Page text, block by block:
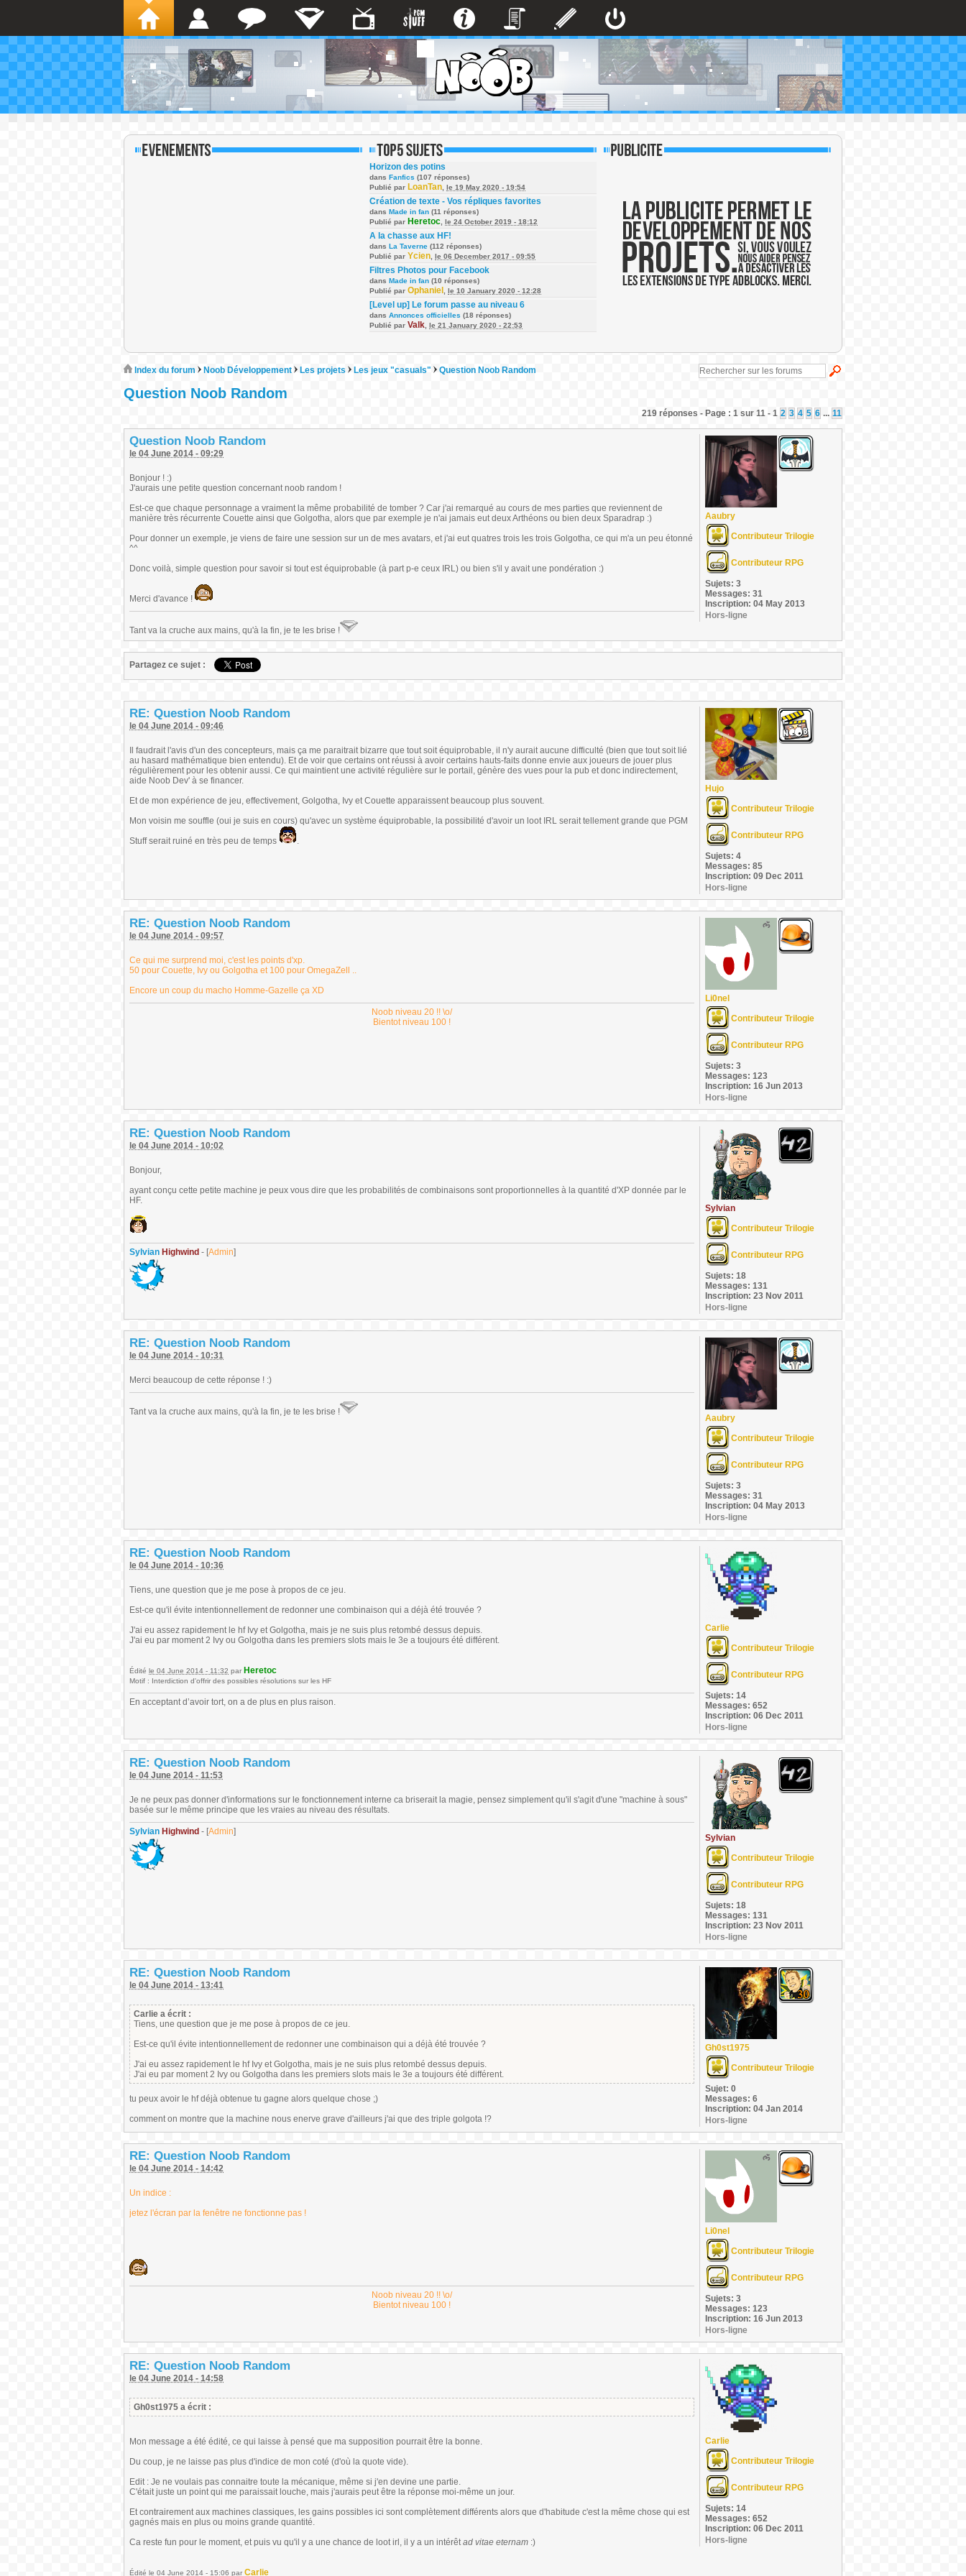
Horizon des potins
dans Fanfics (107 réponses)
Publié par LoanTan le 19 May 2020 - 19:54
Création de texte - Vos répliques favorites
dans Made in fan (11 réponses)
Publié par Heretoc le 24 October 2019 - 18:12
A la chasse aux HF!
dans La Taverne (112 réponses)
Publié par Ycien le 06 December 2017 - 09:55
Filtres Photos pour Facebook
dans Made in fan (10 réponses)
Publié par Ophaniel le 10 January 2020 - 12:28
[Level up] Le forum passe au niveau 6
dans Annonces officielles (18 réponses)
Publié par Valk le 21 January 2020 - 22:53
Index du forum Noob Développement Les projets Les jeux "casuals" Question Noob Random
Question Noob Random
219 réponses - Page : 1 sur 11 - 1 2 3 4 5 6 ... 11
Question Noob Random
le 04 June 2014 - 09:29
Bonjour ! :)
J'aurais une petite question concernant noob random !
Est-ce que chaque personnage a vraiment la même probabilité de tomber ? Car j'ai remarqué au cours de mes parties que reviennent de
manière très récurrente Couette ainsi que Golgotha, alors que par exemple je n'ai jamais eut deux Arthéons ou bien deux Sparadrap :)
Pour donner un exemple, je viens de faire une session sur un de mes avatars, et j'ai eut quatres trois les trois Golgotha, ce qui m'a un peu étonné
^^
Donc voilà, simple question pour savoir si tout est équiprobable (à part p-e ceux IRL) ou bien s'il y avait une pondération :)
Merci d'avance !
Tant va la cruche aux mains, qu'à la fin, je te les brise !
Aaubry
Contributeur Trilogie
Contributeur RPG
Sujets: 3
Messages: 31
Inscription: 04 May 2013
Hors-ligne
Partagez ce sujet :
RE: Question Noob Random
le 04 June 2014 - 09:46
Il faudrait l'avis d'un des concepteurs, mais ça me paraitrait bizarre que tout soit équiprobable, il n'y aurait aucune difficulté (bien que tout soit lié
au hasard mathématique bien entendu). Et de voir que certains ont réussi à avoir certains hauts-faits donne envie aux joueurs de jouer plus
régulièrement pour les obtenir aussi. Ce qui maintient une activité régulière sur le portail, génère des vues pour la pub et donc indirectement,
aide Noob Dev' à se financer.
Et de mon expérience de jeu, effectivement, Golgotha, Ivy et Couette apparaissent beaucoup plus souvent.
Mon voisin me souffle (oui je suis en cours) qu'avec un système équiprobable, la possibilité d'avoir un loot IRL serait tellement grande que PGM
Stuff serait ruiné en très peu de temps
.
Hujo
Contributeur Trilogie
Contributeur RPG
Sujets: 4
Messages: 85
Inscription: 09 Dec 2011
Hors-ligne
RE: Question Noob Random
le 04 June 2014 - 09:57
Ce qui me surprend moi, c'est les points d'xp.
50 pour Couette, Ivy ou Golgotha et 100 pour OmegaZell ..
Encore un coup du macho Homme-Gazelle ça XD
Noob niveau 20 !! \o/
Bientot niveau 100 !
Li0nel
Contributeur Trilogie
Contributeur RPG
Sujets: 3
Messages: 123
Inscription: 16 Jun 2013
Hors-ligne
RE: Question Noob Random
le 04 June 2014 - 10:02
Bonjour,
ayant conçu cette petite machine je peux vous dire que les probabilités de combinaisons sont proportionnelles à la quantité d'XP donnée par le
HF.
Sylvian Highwind - [Admin]
Sylvian
Contributeur Trilogie
Contributeur RPG
Sujets: 18
Messages: 131
Inscription: 23 Nov 2011
Hors-ligne
RE: Question Noob Random
le 04 June 2014 - 10:31
Merci beaucoup de cette réponse ! :)
Tant va la cruche aux mains, qu'à la fin, je te les brise !
Aaubry
Contributeur Trilogie
Contributeur RPG
Sujets: 3
Messages: 31
Inscription: 04 May 2013
Hors-ligne
RE: Question Noob Random
le 04 June 2014 - 10:36
Tiens, une question que je me pose à propos de ce jeu.
Est-ce qu'il évite intentionnellement de redonner une combinaison qui a déjà été trouvée ?
J'ai eu assez rapidement le hf Ivy et Golgotha, mais je ne suis plus retombé dessus depuis.
J'ai eu par moment 2 Ivy ou Golgotha dans les premiers slots mais le 3e a toujours été différent.
Édité le 04 June 2014 - 11:32 par Heretoc
Motif : Interdiction d'offrir des possibles résolutions sur les HF
En acceptant d’avoir tort, on a de plus en plus raison.
Carlie
Contributeur Trilogie
Contributeur RPG
Sujets: 14
Messages: 652
Inscription: 06 Dec 2011
Hors-ligne
RE: Question Noob Random
le 04 June 2014 - 11:53
Je ne peux pas donner d'informations sur le fonctionnement interne ca briserait la magie, pensez simplement qu'il s'agit d'une "machine à sous"
basée sur le même principe que les vraies au niveau des résultats.
Sylvian Highwind - [Admin]
Sylvian
Contributeur Trilogie
Contributeur RPG
Sujets: 18
Messages: 131
Inscription: 23 Nov 2011
Hors-ligne
RE: Question Noob Random
le 04 June 2014 - 13:41
Carlie a écrit :
Tiens, une question que je me pose à propos de ce jeu.
Est-ce qu'il évite intentionnellement de redonner une combinaison qui a déjà été trouvée ?
J'ai eu assez rapidement le hf Ivy et Golgotha, mais je ne suis plus retombé dessus depuis.
J'ai eu par moment 2 Ivy ou Golgotha dans les premiers slots mais le 3e a toujours été différent.
tu peux avoir le hf déjà obtenue tu gagne alors quelque chose ;)
comment on montre que la machine nous enerve grave d'ailleurs j'ai que des triple golgota !?
Gh0st1975
Contributeur Trilogie
Sujet: 0
Messages: 6
Inscription: 04 Jan 2014
Hors-ligne
RE: Question Noob Random
le 04 June 2014 - 14:42
Un indice :
jetez l'écran par la fenêtre ne fonctionne pas !
Noob niveau 20 !! \o/
Bientot niveau 100 !
Li0nel
Contributeur Trilogie
Contributeur RPG
Sujets: 3
Messages: 123
Inscription: 16 Jun 2013
Hors-ligne
RE: Question Noob Random
le 04 June 2014 - 14:58
Gh0st1975 a écrit :
Mon message a été édité, ce qui laisse à pensé que ma supposition pourrait être la bonne.
Du coup, je ne laisse pas plus d'indice de mon coté (d'où la quote vide).
Edit : Je ne voulais pas connaitre toute la mécanique, même si j'en devine une partie.
C'était juste un point qui me paraissait louche, mais j'aurais peut être la réponse moi-même un jour.
Et contrairement aux machines classiques, les gains possibles ici sont complètement différents alors que d'habitude c'est la même chose qui est
gagnés mais en plus ou moins grande quantité.
Ca reste fun pour le moment, et puis vu qu'il y a une chance de loot irl, il y a un intérêtad vitae eternam :)
Édité le 04 June 2014 - 15:06 par Carlie
Carlie
Contributeur Trilogie
Contributeur RPG
Sujets: 14
Messages: 652
Inscription: 06 Dec 2011
Hors-ligne